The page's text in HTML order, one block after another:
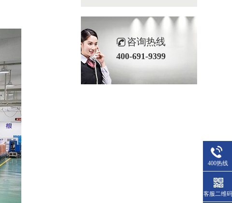
咨询热线
400-691-9399
400热线
客服二维码